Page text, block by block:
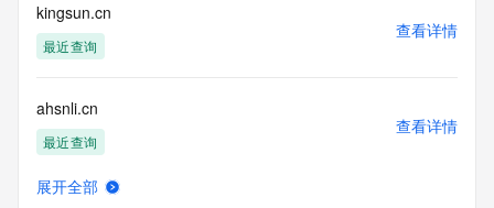
kingsun.cn
最近查询
查看详情
ahsnli.cn
最近查询
查看详情
展开全部